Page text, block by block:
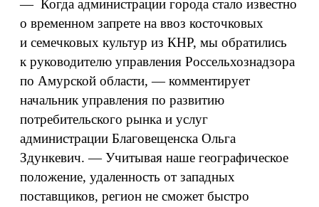
— Когда администрации города стало известно
о временном запрете на ввоз косточковых
и семечковых культур из КНР, мы обратились
к руководителю управления Россельхознадзора
по Амурской области, — комментирует
начальник управления по развитию
потребительского рынка и услуг
администрации Благовещенска Ольга
Здункевич. — Учитывая наше географическое
положение, удаленность от западных
поставщиков, регион не сможет быстро